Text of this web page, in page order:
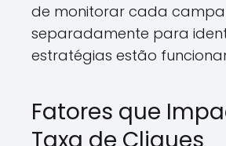
de monitorar cada
separadamente para
estratégias estão
Fatores que